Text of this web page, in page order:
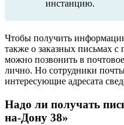
инстанцию.
Чтобы получить
также о заказных письмах
можно позвонить в
лично. Но сотрудники
интересующие адресата
Надо ли получать
на-Дону 38»